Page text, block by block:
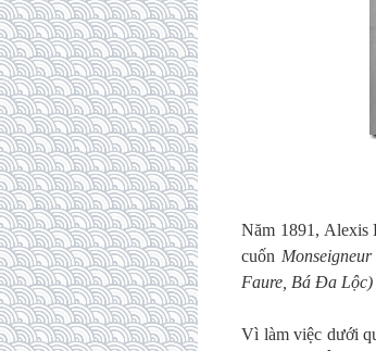
Năm 1891, Alexis
cuốn
Faure, Bá Đa Lộc)
Vì làm việc dưới